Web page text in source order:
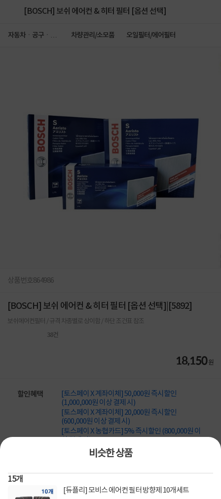
[BOSCH] 보쉬 에어컨 & 히터 필터 [옵션 선택]
자동차ㆍ공구ㆍ안
차량관리/소모품 오일필터/에어필터
비슷한 상품
15개
[듀플리] 모비스 에어컨 필터 방향제 10개세트
상품번호864986
[BOSCH] 보쉬 에어컨 & 히터 필터 [옵션 선택]|[5892]
보쉬에어컨필터 / 규격 차종별로 상이함 / 하단 조건표 참조
38건
18,150원
할인혜택
[토스페이 X 계좌이체] 50,000원 즉시할인
(1,000,000원 이상 결제 시)
[토스페이 X 계좌이체] 20,000원 즉시할인
(600,000원 이상 결제 시)
[토스페이 X 농협카드] 5% 즉시할인 (800,000원 이
[토스페이 X 현대카드] 5% 즉시할인 (800,000원 이
결제혜택 5만원5% 포인트